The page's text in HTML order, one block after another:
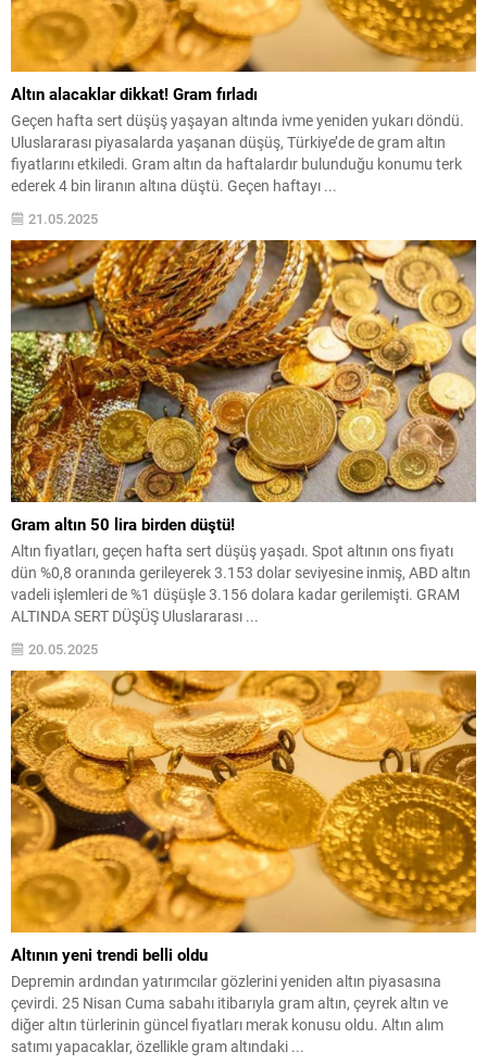
Altın alacaklar dikkat! Gram fırladı
Geçen hafta sert düşüş yaşayan altında ivme yeniden yukarı döndü.
Uluslararası piyasalarda yaşanan düşüş, Türkiye’de de gram altın
fiyatlarını etkiledi. Gram altın da haftalardır bulunduğu konumu terk
ederek 4 bin liranın altına düştü. Geçen haftayı ...
21.05.2025
Gram altın 50 lira birden düştü!
Altın fiyatları, geçen hafta sert düşüş yaşadı. Spot altının ons fiyatı
dün %0,8 oranında gerileyerek 3.153 dolar seviyesine inmiş, ABD altın
vadeli işlemleri de %1 düşüşle 3.156 dolara kadar gerilemişti. GRAM
ALTINDA SERT DÜŞÜŞ Uluslararası ...
20.05.2025
Altının yeni trendi belli oldu
Depremin ardından yatırımcılar gözlerini yeniden altın piyasasına
çevirdi. 25 Nisan Cuma sabahı itibarıyla gram altın, çeyrek altın ve
diğer altın türlerinin güncel fiyatları merak konusu oldu. Altın alım
satımı yapacaklar, özellikle gram altındaki ...